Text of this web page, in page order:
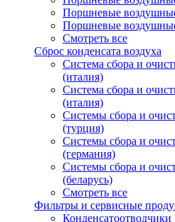
Поршневые
Поршневые
Смотреть все
Сброс конденсата воздуха
Система сбора и
(италия)
Система сбора и
(италия)
Системы сбора и
(турция)
Системы сбора и
(германия)
Системы сбора и
(беларусь)
Смотреть все
Фильтры и сервисные
Конденсатоотводчики